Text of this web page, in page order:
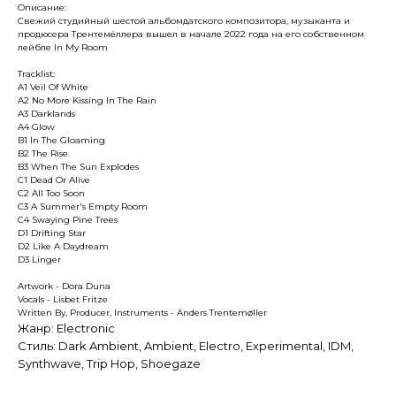
Описание:
Свежий студийный шестой альбомдатского композитора, музыканта и
продюсера Трентемёллера вышел в начале 2022 года на его собственном
лейбле In My Room
Tracklist:
A1 Veil Of White
A2 No More Kissing In The Rain
A3 Darklands
A4 Glow
B1 In The Gloaming
B2 The Rise
B3 When The Sun Explodes
C1 Dead Or Alive
C2 All Too Soon
C3 A Summer's Empty Room
C4 Swaying Pine Trees
D1 Drifting Star
D2 Like A Daydream
D3 Linger
Artwork - Dora Duna
Vocals - Lisbet Fritze
Written By, Producer, Instruments - Anders Trentemøller
Жанр: Electronic
Стиль: Dark Ambient, Ambient, Electro, Experimental, IDM,
Synthwave, Trip Hop, Shoegaze